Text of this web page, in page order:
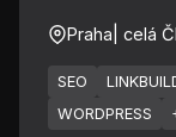
Praha | celá
SEO
WORDPRESS